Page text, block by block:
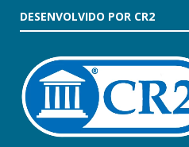
DESENVOLVIDO POR CR2